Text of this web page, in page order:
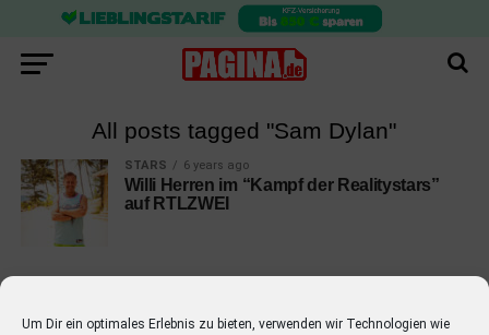
Um Dir ein optimales Erlebnis zu bieten, verwenden wir Technologien wie
All posts tagged "Sam Dylan"
STARS 6 years ago
Willi Herren im “Kampf der Realitystars”
auf RTLZWEI